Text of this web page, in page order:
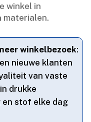
winkel in
materialen.​
winkelbezoek:
nieuwe klanten
van vaste
drukke
en stof elke dag